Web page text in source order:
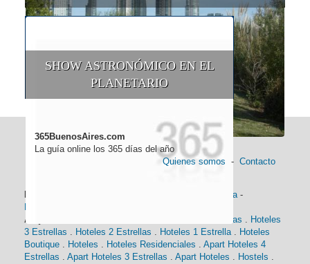
SHOW ASTRONÓMICO EN EL
PLANETARIO
365BuenosAires.com
La guía online los 365 días del año
Quienes somos - Contacto
Historia-
Alojamiento:
Hoteles 4 Estrellas . Hoteles
3 Estrellas . Hoteles 2 Estrellas . Hoteles 1 Estrella. Hoteles
Boutique . Hoteles . Hoteles Residenciales . Apart Hoteles 4
Estrellas . Apart Hoteles 3 Estrellas . Apart Hoteles . Hostels .